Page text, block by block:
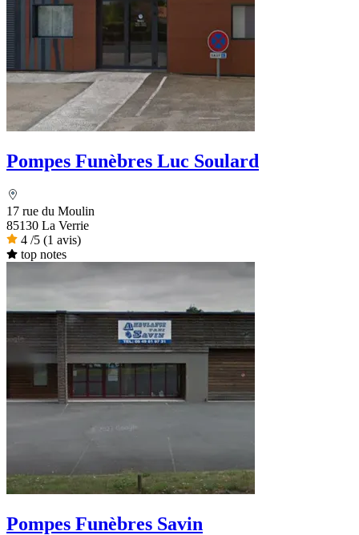
Pompes Funèbres Luc Soulard
17 rue du Moulin
85130 La Verrie
4 /5 (1 avis)
top notes
Pompes Funèbres Savin